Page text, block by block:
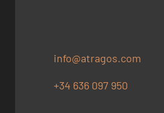
info@atragos.com
+34 636 097 950